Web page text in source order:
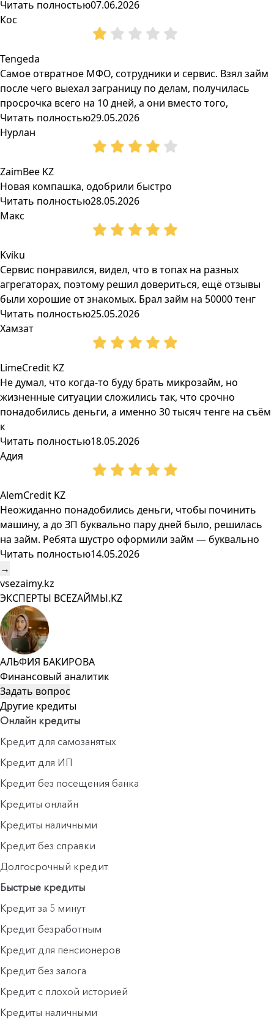
Читать полностью07.06.2026
Кос
Tengeda
Самое отвратное МФО, сотрудники и сервис. Взял займ
после чего выехал заграницу по делам, получилась
просрочка всего на 10 дней, а они вместо того,
Читать полностью29.05.2026
Нурлан
ZaimBee KZ
Новая компашка, одобрили быстро
Читать полностью28.05.2026
Макс
Kviku
Сервис понравился, видел, что в топах на разных
агрегаторах, поэтому решил довериться, ещё отзывы
были хорошие от знакомых. Брал займ на 50000 тенг
Читать полностью25.05.2026
Хамзат
LimeCredit KZ
Не думал, что когда-то буду брать микрозайм, но
жизненные ситуации сложились так, что срочно
понадобились деньги, а именно 30 тысяч тенге на съём
к
Читать полностью18.05.2026
Адия
AlemCredit KZ
Неожиданно понадобились деньги, чтобы починить
машину, а до ЗП буквально пару дней было, решилась
на займ. Ребята шустро оформили займ — буквально
Читать полностью14.05.2026
→
vsezaimy.kz
ЭКСПЕРТЫ ВСЕZAЙМЫ.KZ
АЛЬФИЯ БАКИРОВА
Финансовый аналитик
Задать вопрос
Другие кредиты
Онлайн кредиты
Кредит для самозанятых
Кредит для ИП
Кредит без посещения банка
Кредиты онлайн
Кредиты наличными
Кредит без справки
Долгосрочный кредит
Быстрые кредиты
Кредит за 5 минут
Кредит безработным
Кредит для пенсионеров
Кредит без залога
Кредит с плохой историей
Кредиты наличными